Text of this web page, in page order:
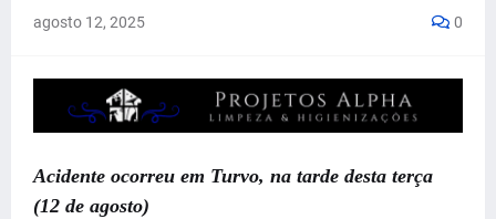
agosto 12, 2025 0
Acidente ocorreu em Turvo, na tarde desta terça
(12 de agosto)